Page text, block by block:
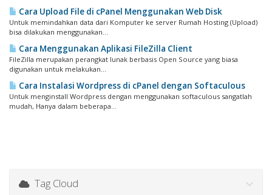
Cara Upload File di cPanel Menggunakan Web Disk
Untuk memindahkan data dari Komputer ke server Rumah Hosting (Upload)
bisa dilakukan menggunakan...
Cara Menggunakan Aplikasi FileZilla Client
FileZilla merupakan perangkat lunak berbasis Open Source yang biasa
digunakan untuk melakukan...
Cara Instalasi Wordpress di cPanel dengan Softaculous
Untuk menginstall Wordpress dengan menggunakan softaculous sangatlah
mudah, Hanya dalam beberapa...
Tag Cloud